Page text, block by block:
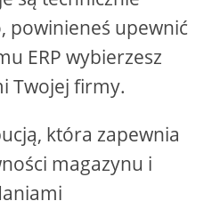
powinieneś upewnić
ERP wybierzesz
Twojej firmy.
która zapewnia
magazynu i